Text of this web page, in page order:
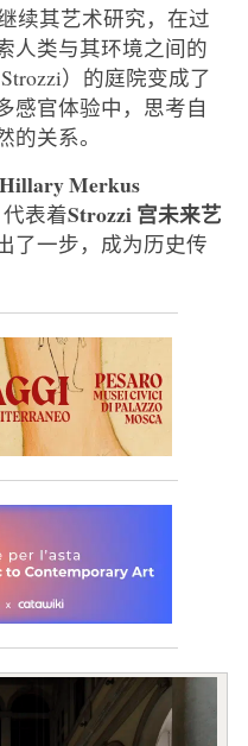
续其艺术研究，在过
人类与其环境之间的
）的庭院变成了
感官体验中，思考自
关系。
Hillary Merkus
表着Strozzi 宫未来艺
了一步，成为历史传